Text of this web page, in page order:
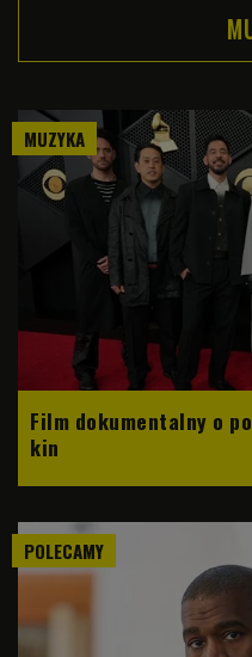
MUZYKA
Film dokumentalny o
kin
POLECAMY